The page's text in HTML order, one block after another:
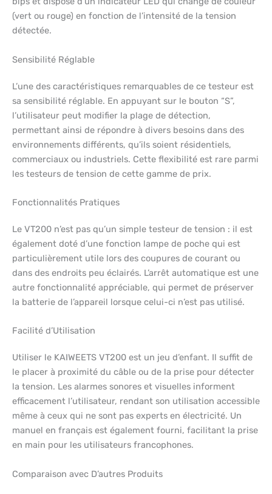
(vert ou rouge) en fonction de l’intensité de la tension
détectée.
Sensibilité Réglable
L’une des caractéristiques remarquables de ce testeur est
sa sensibilité réglable. En appuyant sur le bouton “S”,
l’utilisateur peut modifier la plage de détection,
permettant ainsi de répondre à divers besoins dans des
environnements différents, qu’ils soient résidentiels,
commerciaux ou industriels. Cette flexibilité est rare parmi
les testeurs de tension de cette gamme de prix.
Fonctionnalités Pratiques
Le VT200 n’est pas qu’un simple testeur de tension : il est
également doté d’une fonction lampe de poche qui est
particulièrement utile lors des coupures de courant ou
dans des endroits peu éclairés. L’arrêt automatique est une
autre fonctionnalité appréciable, qui permet de préserver
la batterie de l’appareil lorsque celui-ci n’est pas utilisé.
Facilité d’Utilisation
Utiliser le KAIWEETS VT200 est un jeu d’enfant. Il suffit de
le placer à proximité du câble ou de la prise pour détecter
la tension. Les alarmes sonores et visuelles informent
efficacement l’utilisateur, rendant son utilisation accessible
même à ceux qui ne sont pas experts en électricité. Un
manuel en français est également fourni, facilitant la prise
en main pour les utilisateurs francophones.
Comparaison avec D’autres Produits